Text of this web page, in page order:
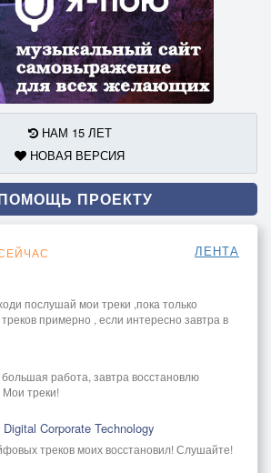
НАМ 15 ЛЕТ
НОВАЯ ВЕРСИЯ
ПРОЕКТУ
ЛЕНТА
послушай мои треки ,пока только
примерно , если интересно завтра в
работа, завтра восстановлю
треки!
Corporate Technology
треков моих восстановил! Слушайте!